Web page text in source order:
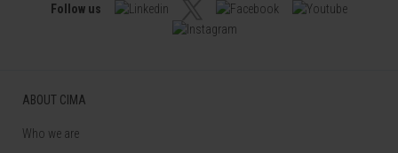
Follow us
ABOUT CIMA
Who we are